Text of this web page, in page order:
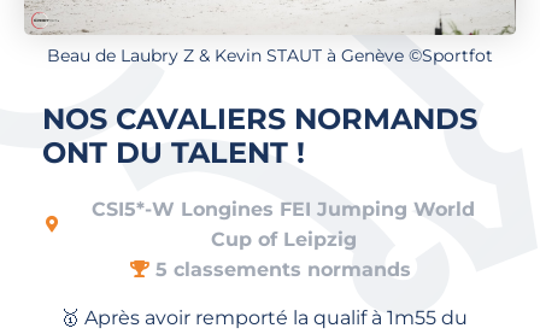
Beau de Laubry Z & Kevin STAUT à Genève ©Sportfot
NOS CAVALIERS NORMANDS
ONT DU TALENT !
CSI5*-W Longines FEI Jumping World
Cup of Leipzig
5 classements normands
🥇 Après avoir remporté la qualif à 1m55 du